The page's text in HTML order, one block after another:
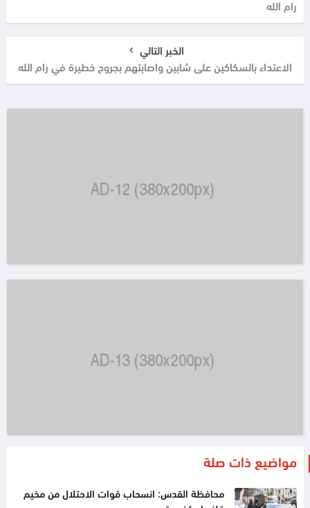
رام الله
الخبر التالي
الاعتداء بالسكاكين على شابين واصابتهم بجروح خطيرة في رام الله
مواضيع ذات صلة
محافظة القدس: انسحاب قوات الاحتلال من مخيم